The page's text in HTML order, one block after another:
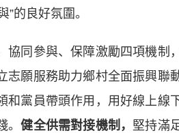
的良好氛圍。
同參與、保障激勵四項機制
志願服務助力鄉村全面振興聯
黨員帶頭作用，用好線上線
。健全供需對接機制， 堅持滿